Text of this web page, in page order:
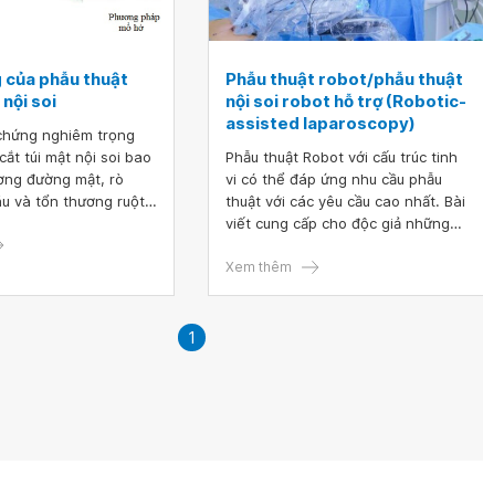
của phẫu thuật
soi
nghiêm trọng
túi mật nội soi bao
đường mật, rò
và tổn thương ruột
thuật viên và sự
Phẫu thuật robot/phẫu thuật
nội soi robot hỗ trợ (Robotic-
assisted laparoscopy)
Phẫu thuật Robot với cấu trúc tinh
vi có thể đáp ứng nhu cầu phẫu
thuật với các yêu cầu cao nhất. Bài
viết cung cấp cho độc giả những
triển, các thế hệ robot phẫu thuật,
Xem thêm
1